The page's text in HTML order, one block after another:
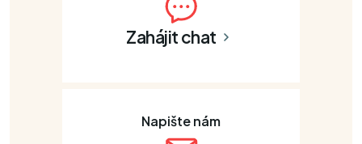
Zahájit chat
Napište nám